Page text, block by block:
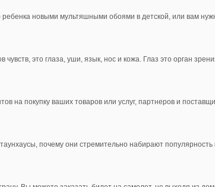
новыми мультяшными обоями в детской, или вам
это глаза, уши, язык, нос и кожа. Глаз это орган
на покупку ваших товаров или услуг, партнеров и
почему они стремительно набирают